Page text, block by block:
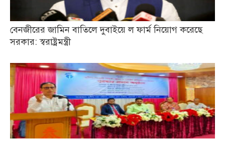
বেনজীরের জামিন বাতিলে দুবাইয়ে ল ফার্ম নিয়োগ করেছে
সরকার: স্বরাষ্ট্রমন্ত্রী